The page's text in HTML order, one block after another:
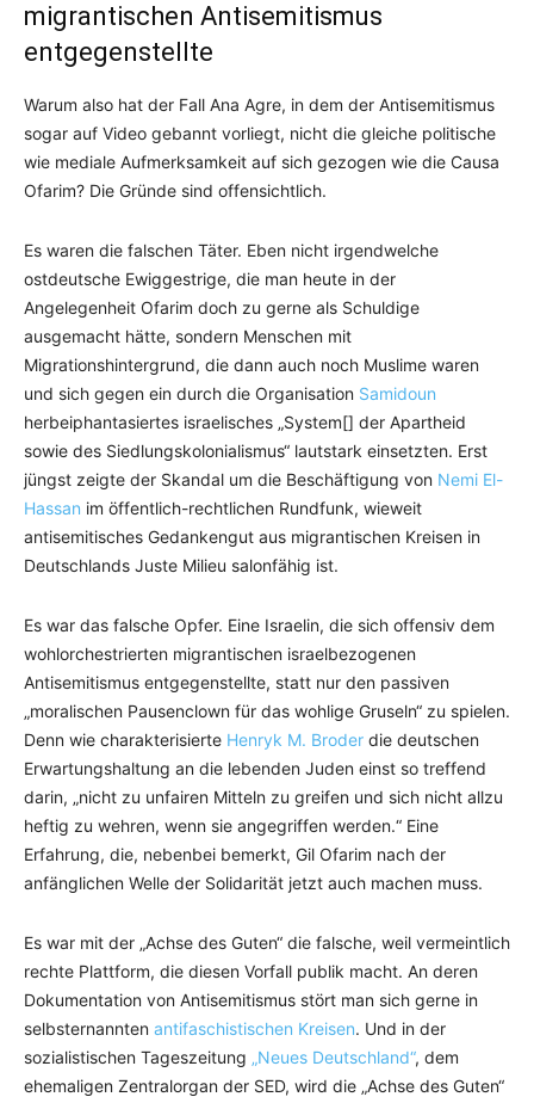
migrantischen Antisemitismus
entgegenstellte
Warum also hat der Fall Ana Agre, in dem der Antisemitismus
sogar auf Video gebannt vorliegt, nicht die gleiche politische
wie mediale Aufmerksamkeit auf sich gezogen wie die Causa
Ofarim? Die Gründe sind offensichtlich.
Es waren die falschen Täter. Eben nicht irgendwelche
ostdeutsche Ewiggestrige, die man heute in der
Angelegenheit Ofarim doch zu gerne als Schuldige
ausgemacht hätte, sondern Menschen mit
Migrationshintergrund, die dann auch noch Muslime waren
und sich gegen ein durch die Organisation Samidoun
herbeiphantasiertes israelisches „System[] der Apartheid
sowie des Siedlungskolonialismus“ lautstark einsetzten. Erst
jüngst zeigte der Skandal um die Beschäftigung von Nemi El-
Hassan im öffentlich-rechtlichen Rundfunk, wieweit
antisemitisches Gedankengut aus migrantischen Kreisen in
Deutschlands Juste Milieu salonfähig ist.
Es war das falsche Opfer. Eine Israelin, die sich offensiv dem
wohlorchestrierten migrantischen israelbezogenen
Antisemitismus entgegenstellte, statt nur den passiven
„moralischen Pausenclown für das wohlige Gruseln“ zu spielen.
Denn wie charakterisierte Henryk M. Broder die deutschen
Erwartungshaltung an die lebenden Juden einst so treffend
darin, „nicht zu unfairen Mitteln zu greifen und sich nicht allzu
heftig zu wehren, wenn sie angegriffen werden.“ Eine
Erfahrung, die, nebenbei bemerkt, Gil Ofarim nach der
anfänglichen Welle der Solidarität jetzt auch machen muss.
Es war mit der „Achse des Guten“ die falsche, weil vermeintlich
rechte Plattform, die diesen Vorfall publik macht. An deren
Dokumentation von Antisemitismus stört man sich gerne in
selbsternannten antifaschistischen Kreisen. Und in der
sozialistischen Tageszeitung „Neues Deutschland“, dem
ehemaligen Zentralorgan der SED, wird die „Achse des Guten“